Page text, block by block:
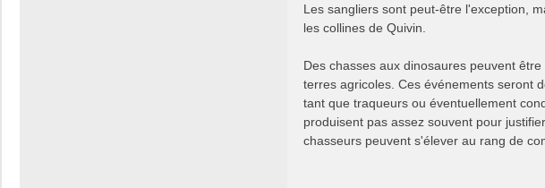
Les sangliers sont peut-être l'exception,
les collines de Quivin.
Des chasses aux dinosaures peuvent
terres agricoles. Ces événements seront
tant que traqueurs ou éventuellement
produisent pas assez souvent pour
chasseurs peuvent s'élever au rang de